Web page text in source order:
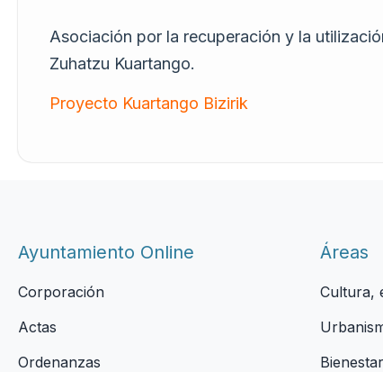
Asociación por la recuperación y la
Zuhatzu Kuartango.
Proyecto Kuartango Bizirik
Ayuntamiento Online
Corporación
Actas
Ordenanzas
Áreas
Cultura,